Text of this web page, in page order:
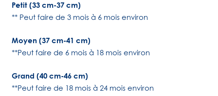
Petit (33 cm-37 cm)
** Peut faire de 3 mois à 6 mois environ
Moyen (37 cm-41 cm)
**Peut faire de 6 mois à 18 mois environ
Grand (40 cm-46 cm)
**Peut faire de 18 mois à 24 mois environ